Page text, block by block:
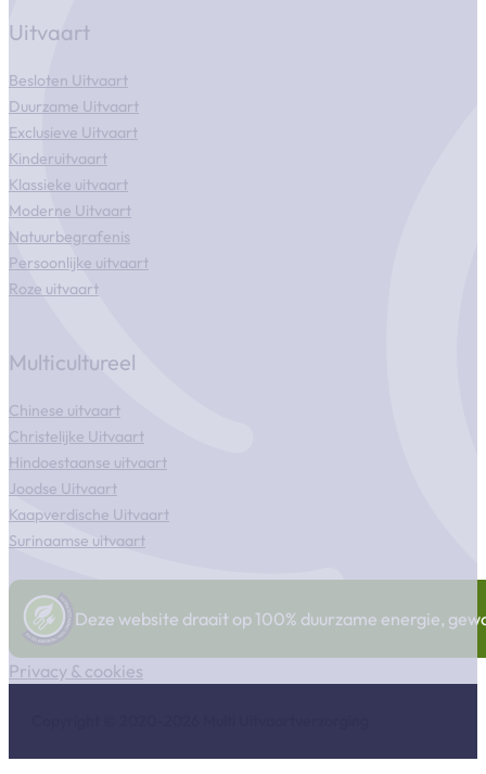
Uitvaart
Besloten Uitvaart
Duurzame Uitvaart
Exclusieve Uitvaart
Kinderuitvaart
Klassieke uitvaart
Moderne Uitvaart
Natuurbegrafenis
Persoonlijke uitvaart
Roze uitvaart
Multicultureel
Chinese uitvaart
Christelijke Uitvaart
Hindoestaanse uitvaart
Joodse Uitvaart
Kaapverdische Uitvaart
Surinaamse uitvaart
Deze website draait op 100% duurzame energie,
Privacy & cookies